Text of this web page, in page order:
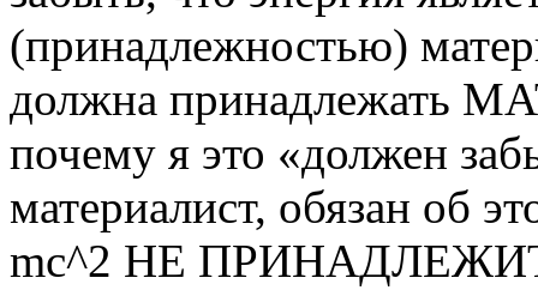
(принадлежностью)
должна
почему я это «должен
материалист, обязан об
mc^2 НЕ